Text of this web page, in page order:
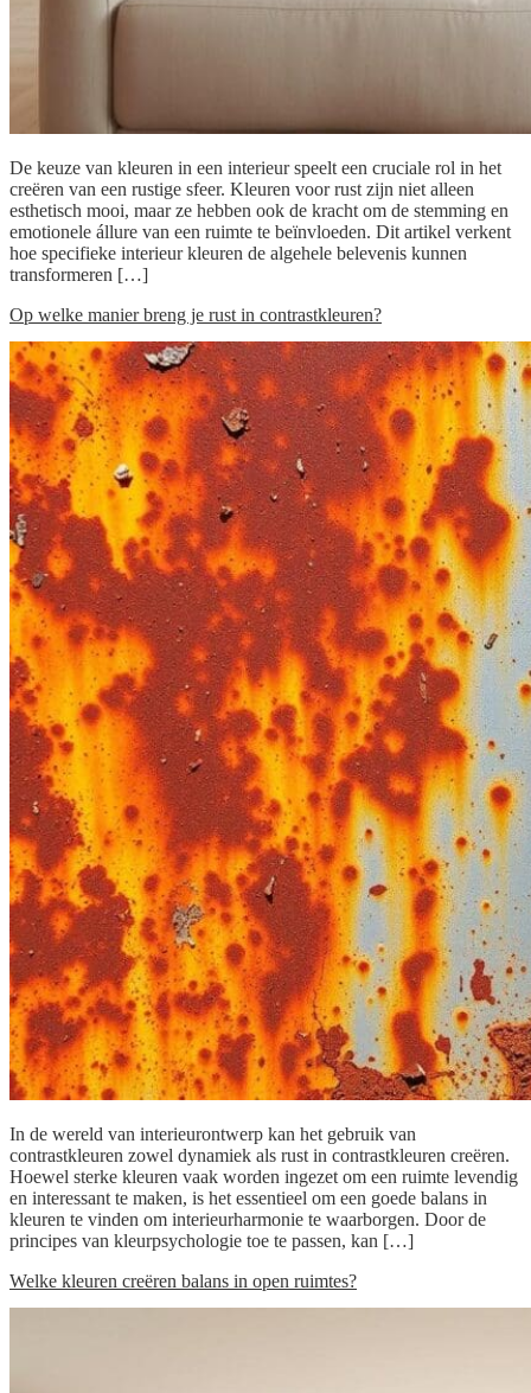
De keuze van kleuren in een interieur speelt een cruciale rol in het
creëren van een rustige sfeer. Kleuren voor rust zijn niet alleen
esthetisch mooi, maar ze hebben ook de kracht om de stemming en
emotionele állure van een ruimte te beïnvloeden. Dit artikel verkent
hoe specifieke interieur kleuren de algehele belevenis kunnen
transformeren […]
Op welke manier breng je rust in contrastkleuren?
In de wereld van interieurontwerp kan het gebruik van
contrastkleuren zowel dynamiek als rust in contrastkleuren creëren.
Hoewel sterke kleuren vaak worden ingezet om een ruimte levendig
en interessant te maken, is het essentieel om een goede balans in
kleuren te vinden om interieurharmonie te waarborgen. Door de
principes van kleurpsychologie toe te passen, kan […]
Welke kleuren creëren balans in open ruimtes?